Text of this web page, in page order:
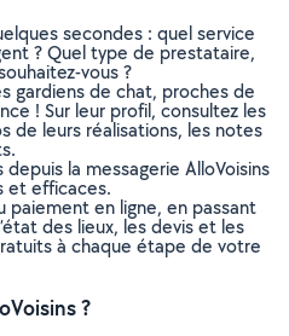
secondes : quel service
? Quel type de prestataire,
vous ?
gardiens de chat, proches de
! Sur leur profil, consultez les
de leurs réalisations, les notes
la messagerie AlloVoisins
et efficaces.
en ligne, en passant
des lieux, les devis et les
à chaque étape de votre
?